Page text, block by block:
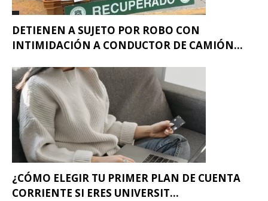
DETIENEN A SUJETO POR ROBO CON
INTIMIDACIÓN A CONDUCTOR DE CAMIÓN...
¿CÓMO ELEGIR TU PRIMER PLAN DE CUENTA
CORRIENTE SI ERES UNIVERSIT...